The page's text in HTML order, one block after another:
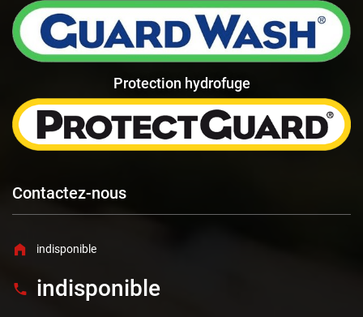
Protection hydrofuge
Contactez-nous
indisponible
indisponible